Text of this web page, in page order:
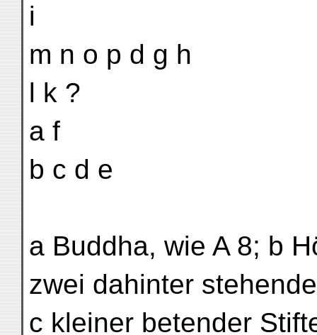
i
m n o p d g h
l k ?
a f
b c d e
a Buddha, wie A 8; b
zwei dahinter
c kleiner betender